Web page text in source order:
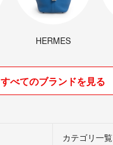
HERMES
すべてのブランドを見る
カテゴリ一覧